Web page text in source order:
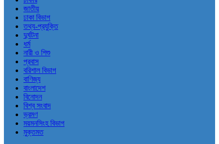
জাতীয়
ঢাকা বিভাগ
তথ্য-প্রযুক্তি
দুর্ঘটনা
ধর্ম
নারী ও শিশু
প্রবাস
বরিশাল বিভাগ
বাণিজ্য
বাংলাদেশ
বিনোদন
বিশ্ব সংবাদ
ভ্রমণ
ময়মনসিংহ বিভাগ
মুক্তমত